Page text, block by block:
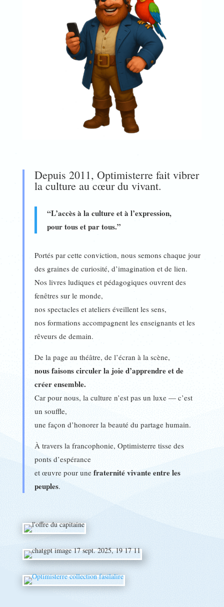
Depuis 2011, Optimisterre fait vibrer
la culture au cœur du vivant.
“L’accès à la culture et à l’expression,
pour tous et par tous.”
Portés par cette conviction, nous semons chaque jour
des graines de curiosité, d’imagination et de lien.
Nos livres ludiques et pédagogiques ouvrent des
fenêtres sur le monde,
nos spectacles et ateliers éveillent les sens,
nos formations accompagnent les enseignants et les
rêveurs de demain.
De la page au théâtre, de l’écran à la scène,
nous faisons circuler la joie d’apprendre et de
créer ensemble.
Car pour nous, la culture n’est pas un luxe — c’est
un souffle,
une façon d’honorer la beauté du partage humain.
À travers la francophonie, Optimisterre tisse des
ponts d’espérance
et œuvre pour une fraternité vivante entre les
peuples.